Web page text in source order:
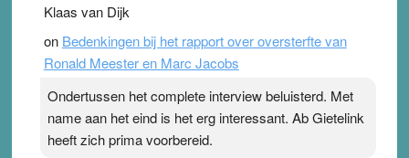
topsporters. Ze hopen ermee hun hartslag te verlagen
terwijl ze meer zuurstof opnemen. Daarop heeft zo’n
pleister geen effect. Maar het gevoel ‘makkelijker te
Pleisterplakkers in de topspsort ›[...]
Klaas van Dijk
on Bedenkingen bij het rapport over oversterfte van
Ronald Meester en Marc Jacobs
Ondertussen het complete interview beluisterd. Met
name aan het eind is het erg interessant. Ab Gietelink
heeft zich prima voorbereid.